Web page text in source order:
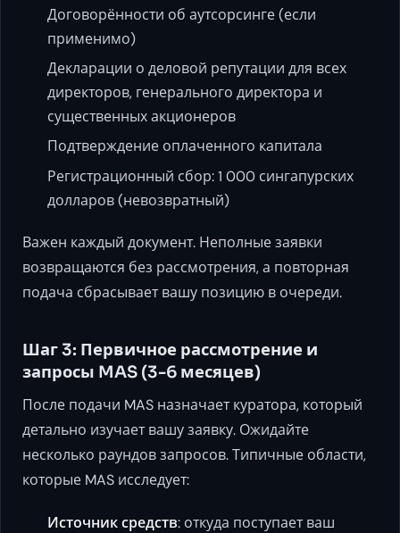
Договорённости об аутсорсинге (если
применимо)
Декларации о деловой репутации для всех
директоров, генерального директора и
существенных акционеров
Подтверждение оплаченного капитала
Регистрационный сбор: 1 000 сингапурских
долларов (невозвратный)
Важен каждый документ. Неполные заявки
возвращаются без рассмотрения, а повторная
подача сбрасывает вашу позицию в очереди.
Шаг 3: Первичное рассмотрение и
запросы MAS (3-6 месяцев)
После подачи MAS назначает куратора, который
детально изучает вашу заявку. Ожидайте
несколько раундов запросов. Типичные области,
которые MAS исследует:
Источник средств: откуда поступает ваш